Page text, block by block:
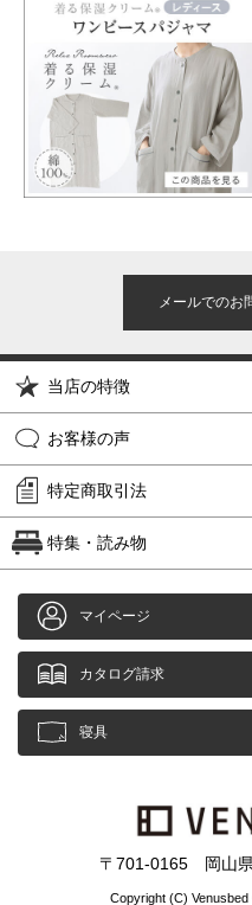
メールでのお
当店の特徴
お客様の声
特定商取引法
特集・読み物
マイページ
カタログ請求
寝具
〒701-0165 岡山
Copyright (C) Venusbed